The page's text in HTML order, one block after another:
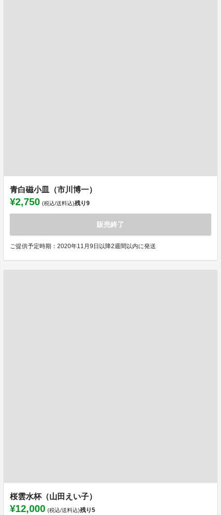
青白磁小皿（市川博一）
¥2,750 (税込/送料込)残り9
販売終了
ご提供予定時期：2020年11月9日以降2週間以内に発送
桜雲水杯（山田えい子）
¥12,000 (税込/送料込)残り5